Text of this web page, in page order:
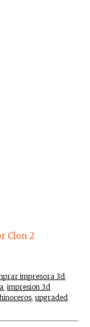
Clon 2
impresora 3d,
, impresion 3d
, upgraded